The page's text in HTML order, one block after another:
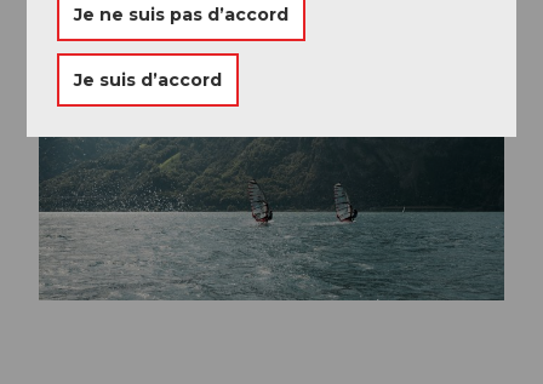
Je ne suis pas d’accord
Je suis d’accord